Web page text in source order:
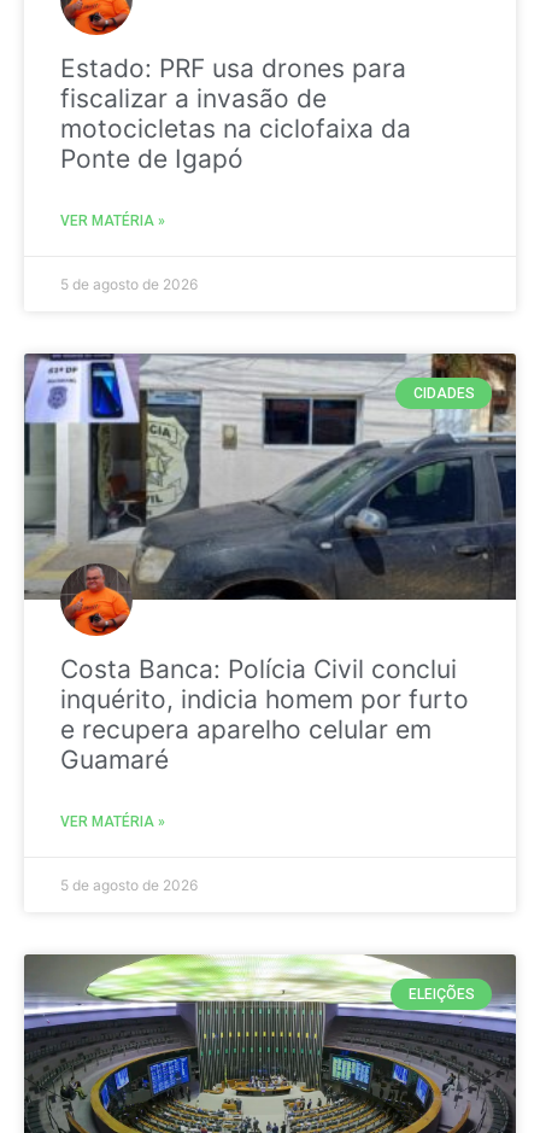
Estado: PRF usa drones para
fiscalizar a invasão de
motocicletas na ciclofaixa da
Ponte de Igapó
VER MATÉRIA »
5 de agosto de 2026
CIDADES
Costa Banca: Polícia Civil conclui
inquérito, indicia homem por furto
e recupera aparelho celular em
Guamaré
VER MATÉRIA »
5 de agosto de 2026
ELEIÇÕES